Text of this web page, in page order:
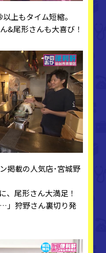
上もタイム短縮。
&尾形さんも大喜び！
掲載の人気店･宮城野
、尾形さん大満足！
」狩野さん裏切り発